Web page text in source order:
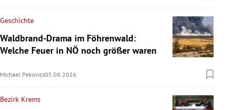
Geschichte
Waldbrand-Drama im Föhrenwald:
Welche Feuer in NÖ noch größer waren
Michael Pekovics05.08.2026
Bezirk Krems